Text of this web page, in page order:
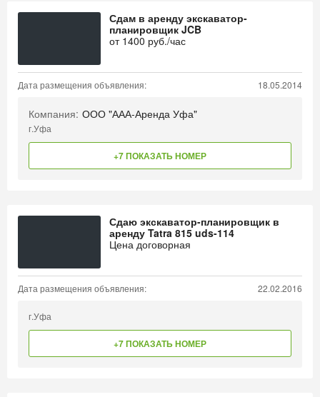
Сдам в аренду экскаватор-
планировщик JCB
от 1400 руб./час
Дата размещения объявления: 18.05.2014
Компания: ООО "ААА-Аренда Уфа"
г.Уфа
+7 ПОКАЗАТЬ НОМЕР
Сдаю экскаватор-планировщик в
аренду Tatra 815 uds-114
Цена договорная
Дата размещения объявления: 22.02.2016
г.Уфа
+7 ПОКАЗАТЬ НОМЕР